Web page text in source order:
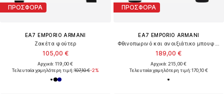
ΠΡΟΣΦΟΡΑ
EA7 EMPORIO ARMANI
Ζακέτα φούτερ
105,00 €
Αρχικά: 119,00 €
Τελευταία χαμηλότερη τιμή:107,10 €-2%
ΠΡΟΣΦΟΡΑ
EA7 EMPORIO ARMANI
189,00 €
Αρχικά: 215,00 €
Τελευταία χαμηλότερη τιμή:170,10 €